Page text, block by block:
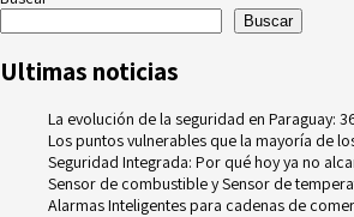
Buscar
Ultimas noticias
La evolución de la seguridad en Paraguay:
Los puntos vulnerables que la mayoría de
Seguridad Integrada: Por qué hoy ya no
Sensor de combustible y Sensor de
Alarmas Inteligentes para cadenas de